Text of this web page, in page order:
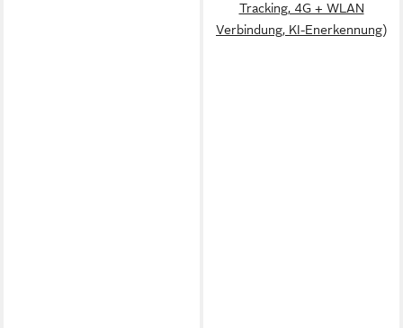
Tracking, 4G + WLAN
Verbindung, KI-Enerkennung)